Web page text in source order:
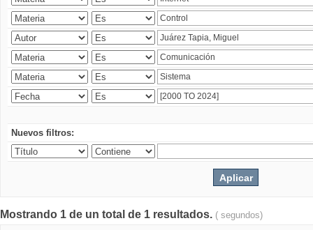
Nuevos filtros:
Mostrando 1 de un total de 1 resultados. ( segundos)